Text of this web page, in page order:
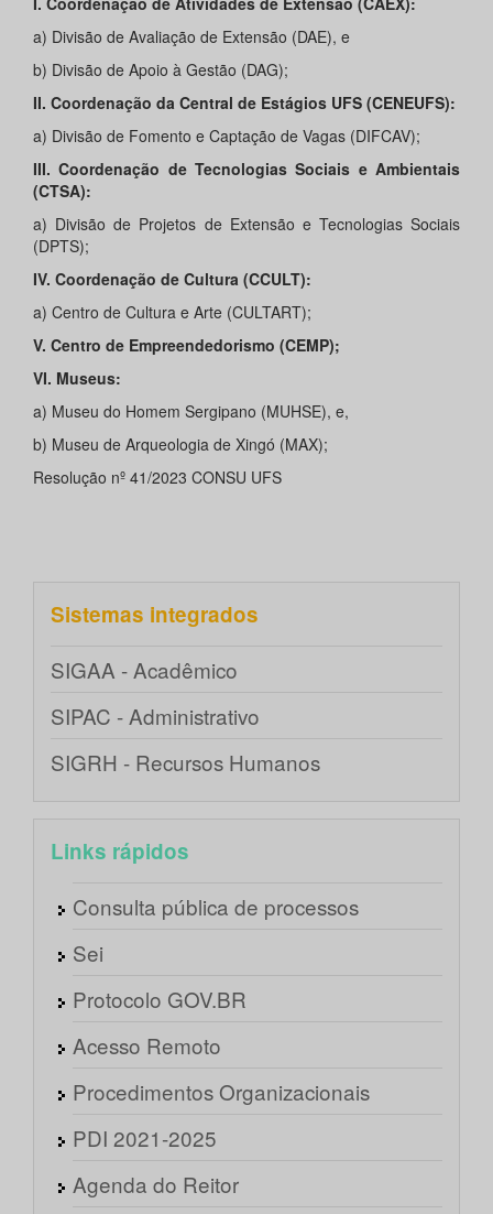
a) Divisão de Avaliação de Extensão (DAE), e
b) Divisão de Apoio à Gestão (DAG);
II. Coordenação da Central de Estágios UFS (CENEUFS):
a) Divisão de Fomento e Captação de Vagas (DIFCAV);
III. Coordenação de Tecnologias Sociais e Ambientais
(CTSA):
a) Divisão de Projetos de Extensão e Tecnologias Sociais
(DPTS);
IV. Coordenação de Cultura (CCULT):
a) Centro de Cultura e Arte (CULTART);
V. Centro de Empreendedorismo (CEMP);
VI. Museus:
a) Museu do Homem Sergipano (MUHSE), e,
b) Museu de Arqueologia de Xingó (MAX);
Resolução nº 41/2023 CONSU UFS
Sistemas integrados
SIGAA - Acadêmico
SIPAC - Administrativo
SIGRH - Recursos Humanos
Links rápidos
Consulta pública de processos
Sei
Protocolo GOV.BR
Acesso Remoto
Procedimentos Organizacionais
PDI 2021-2025
Agenda do Reitor